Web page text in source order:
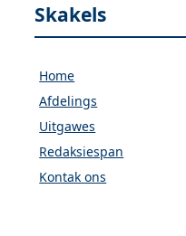
Skakels
Home
Afdelings
Uitgawes
Redaksiespan
Kontak ons